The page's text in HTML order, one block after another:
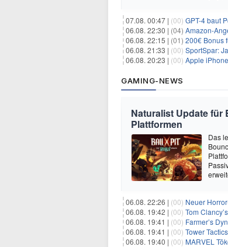
07.08. 00:47 | (00) GPT-4 baut
06.08. 22:30 | (04) Amazon-
06.08. 22:15 | (01) 200€ Bonus
06.08. 21:33 | (00) SportSpar:
06.08. 20:23 | (00) Apple iPhone
GAMING-NEWS
Naturalist Update
Plattformen
Das
06.08. 22:26 | (00) Neuer
06.08. 19:42 | (00) Tom
06.08. 19:41 | (00) Farmer’s
06.08. 19:41 | (00) Tower
06.08. 19:40 | (00) MARVEL